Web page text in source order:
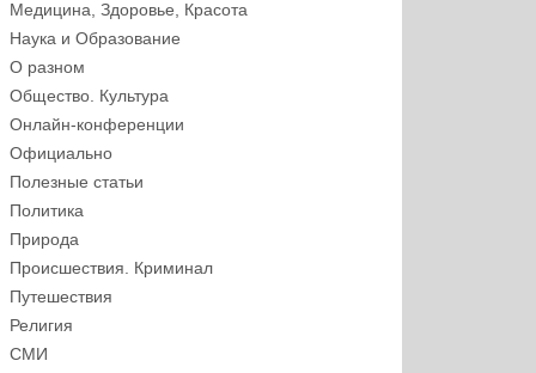
Медицина, Здоровье, Красота
Наука и Образование
О разном
Общество. Культура
Онлайн-конференции
Официально
Полезные статьи
Политика
Природа
Происшествия. Криминал
Путешествия
Религия
СМИ